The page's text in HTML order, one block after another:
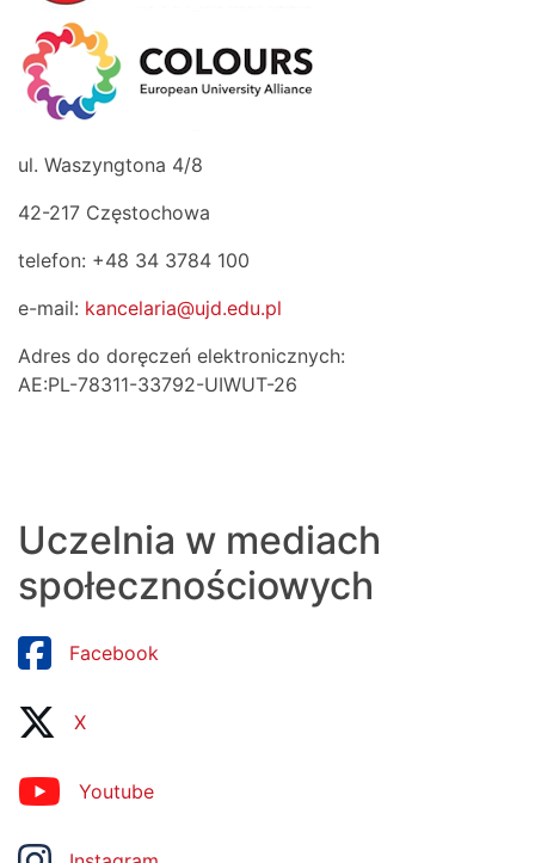
ul. Waszyngtona 4/8
42-217 Częstochowa
telefon: +48 34 3784 100
e-mail: kancelaria@ujd.edu.pl
Adres do doręczeń elektronicznych:
AE:PL-78311-33792-UIWUT-26
Uczelnia w mediach
społecznościowych
Facebook
X
Youtube